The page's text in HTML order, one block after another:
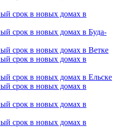
срок в новых домах в
срок в новых домах в Буда-
срок в новых домах в Ветке
срок в новых домах в
срок в новых домах в Ельске
срок в новых домах в
срок в новых домах в
срок в новых домах в